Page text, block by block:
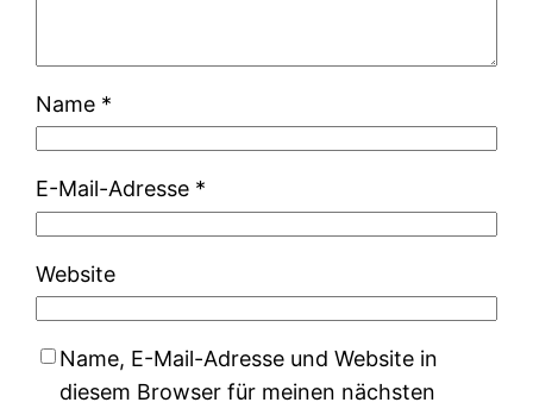
Name *
E-Mail-Adresse *
Website
Name, E-Mail-Adresse und Website in
diesem Browser für meinen nächsten